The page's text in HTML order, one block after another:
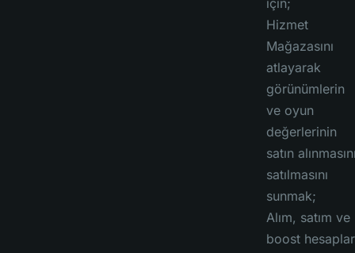
için;
Hizmet
Mağazasını
atlayarak
görünümlerin
ve oyun
değerlerinin
satın
satılmasını
sunmak;
Alım, satım ve
boost